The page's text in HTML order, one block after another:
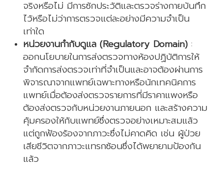
จริงหรือไม่ มีการซักประวัติและตรวจร่างกายบันทึก
ไว้หรือไม่ว่าการตรวจแต่ละอย่างมีความจำเป็น
เท่าใด
หน่วยงานกำกับดูแล (Regulatory Domain) :
ออกนโยบายในการส่งตรวจทางห้องปฏิบัติการให้
จำกัดการส่งตรวจเท่าที่จำเป็นและอาจต้องผ่านการ
พิจารณาจากแพทย์เฉพาะทางหรือนักเทคนิคการ
แพทย์เมื่อต้องส่งตรวจรายการที่มีราคาแพงหรือ
ต้องส่งตรวจกับหน่วยงานภายนอก และสร้างความ
คุ้มครองให้กับแพทย์ซึ่งตรวจอย่างเหมาะสมแล้ว
แต่ถูกฟ้องร้องจากภาวะซึ่งไม่คาดคิด เช่น ผู้ป่วย
เสียชีวิตจากภาวะแทรกซ้อนซึ่งได้พยายามป้องกัน
แล้ว